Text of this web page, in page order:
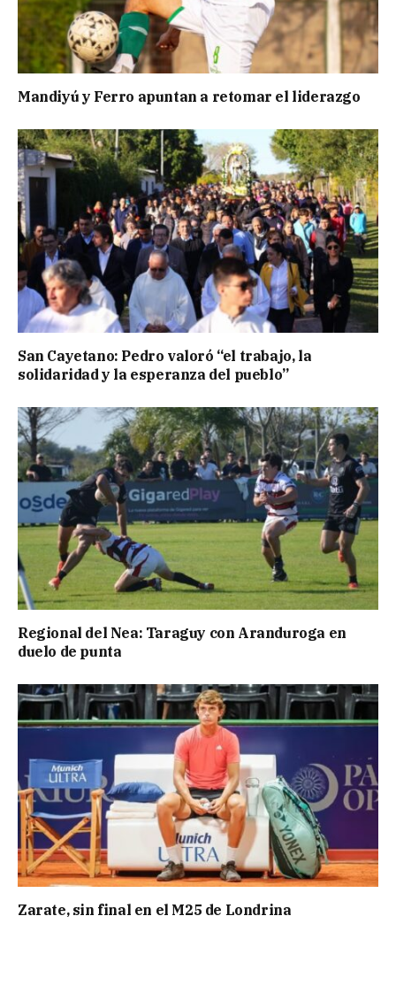
Mandiyú y Ferro apuntan a retomar el liderazgo
San Cayetano: Pedro valoró “el trabajo, la
solidaridad y la esperanza del pueblo”
Regional del Nea: Taraguy con Aranduroga en
duelo de punta
Zarate, sin final en el M25 de Londrina